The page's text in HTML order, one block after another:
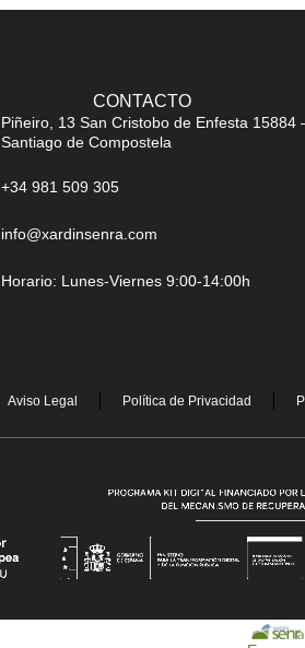
CONTACTO
Piñeiro, 13 San Cristobo de Enfesta 15884
Santiago de Compostela
+34 981 509 305
info@xardinsenra.com
Horario: Lunes-Viernes 9:00-14:00h
Aviso Legal
Política de Privacidad